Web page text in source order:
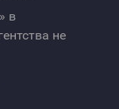
в
не